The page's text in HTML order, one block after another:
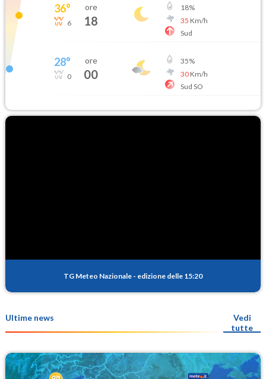
36°
6
ore
18
18%
35 Km/h
Sud
28°
0
ore
00
35%
30Km/h
Sud SO
TG Meteo Nazionale - edizione delle 15:20
Ultime news
Vedi
tutte